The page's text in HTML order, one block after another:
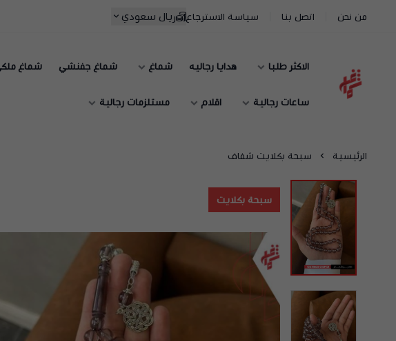
من نحن اتصل بنا سياسة الاسترجاع ريال سعودي
شماغ شوب | أفضل متجر شماغ في السعودية
الاكثر طلبا هدايا رجاليه شماغ شماغ جفنشي شماغ
ساعات رجالية اقلام مستلزمات رجالية
الرئيسية سبحة بكلايت شفاف
سبحة بكلايت